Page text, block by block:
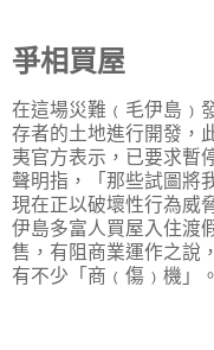
爭相買屋
在這場災難﹙毛伊島﹚
存者的土地進行開發，
夷官方表示，已要求暫
聲明指，「那些試圖將
現在正以破壞性行為威
伊島多富人買屋入住渡
售，有阻商業運作之說
有不少「商﹙傷﹚機」。